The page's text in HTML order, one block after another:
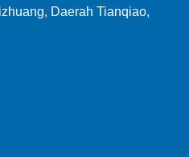
Daerah Tianqiao,